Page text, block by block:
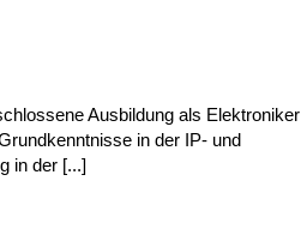
Ausbildung als Elektroniker
in der IP- und
in der [...]